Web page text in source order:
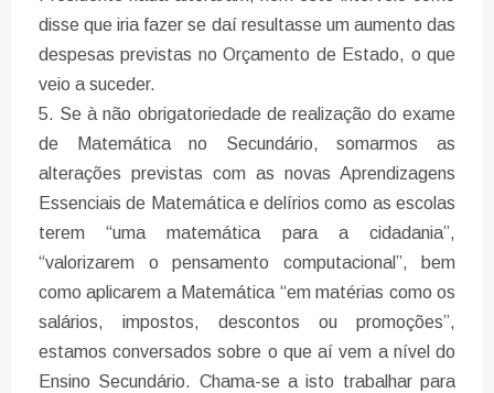
disse que iria fazer se daí resultasse um aumento das
despesas previstas no Orçamento de Estado, o que
veio a suceder.
5. Se à não obrigatoriedade de realização do exame
de Matemática no Secundário, somarmos as
alterações previstas com as novas Aprendizagens
Essenciais de Matemática e delírios como as escolas
terem “uma matemática para a cidadania”,
“valorizarem o pensamento computacional”, bem
como aplicarem a Matemática “em matérias como os
salários, impostos, descontos ou promoções”,
estamos conversados sobre o que aí vem a nível do
Ensino Secundário. Chama-se a isto trabalhar para